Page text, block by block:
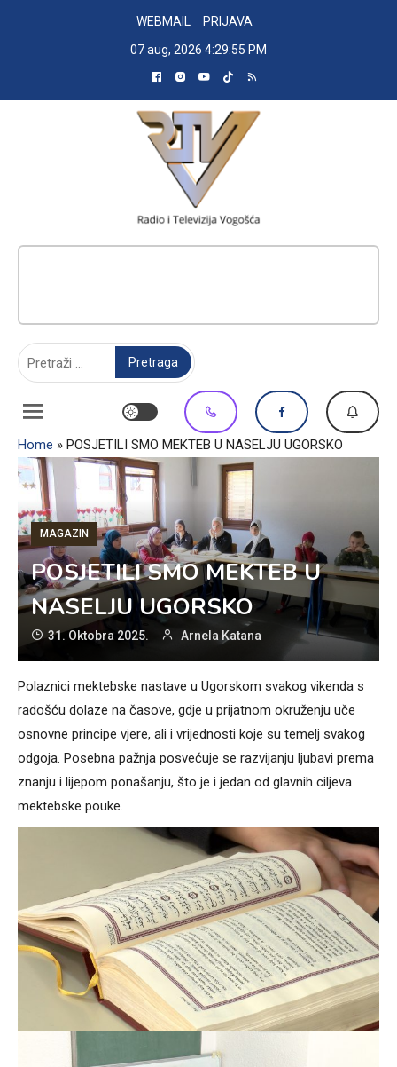
WEBMAIL
PRIJAVA
07 aug, 2026 4:29:57 PM
Home » POSJETILI SMO MEKTEB U NASELJU UGORSKO
MAGAZIN
POSJETILI SMO MEKTEB U
NASELJU UGORSKO
31. Oktobra 2025. Arnela Katana
Polaznici mektebske nastave u Ugorskom svakog vikenda s
radošću dolaze na časove, gdje u prijatnom okruženju uče
osnovne principe vjere, ali i vrijednosti koje su temelj svakog
odgoja. Posebna pažnja posvećuje se razvijanju ljubavi prema
znanju i lijepom ponašanju, što je i jedan od glavnih ciljeva
mektebske pouke.